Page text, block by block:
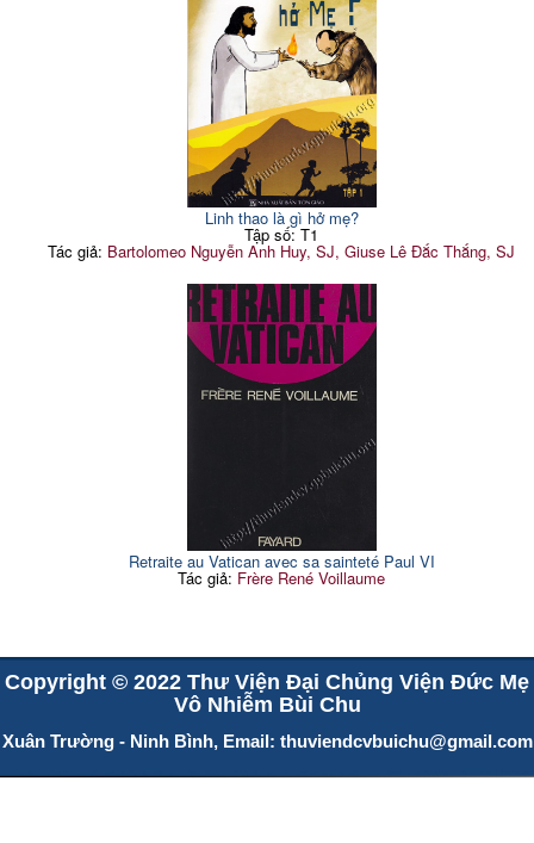
Linh thao là gì hở mẹ?
Tập số: T1
Tác giả: Bartolomeo Nguyễn Anh Huy, SJ, Giuse Lê Đắc Thắng, SJ
Retraite au Vatican avec sa sainteté Paul VI
Tác giả: Frère René Voillaume
Copyright © 2022 Thư Viện Đại Chủng Viện Đức Mẹ
Vô Nhiễm Bùi Chu
Xuân Trường - Ninh Bình, Email: thuviendcvbuichu@gmail.com